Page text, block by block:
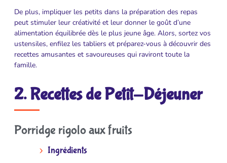
De plus, impliquer les petits dans la préparation des repas
peut stimuler leur créativité et leur donner le goût d’une
alimentation équilibrée dès le plus jeune âge. Alors, sortez vos
ustensiles, enfilez les tabliers et préparez-vous à découvrir des
recettes amusantes et savoureuses qui raviront toute la
famille.
2. Recettes de Petit-Déjeuner
Porridge rigolo aux fruits
Ingrédients